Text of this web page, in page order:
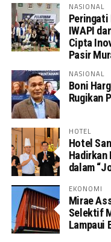
NASIONAL
Peringati
IWAPI
Cipta
Pasir
NASIONAL
Boni
Rugikan
HOTEL
Hotel
Hadirkan
dalam
EKONOMI
Mirae
Selektif
Lampaui